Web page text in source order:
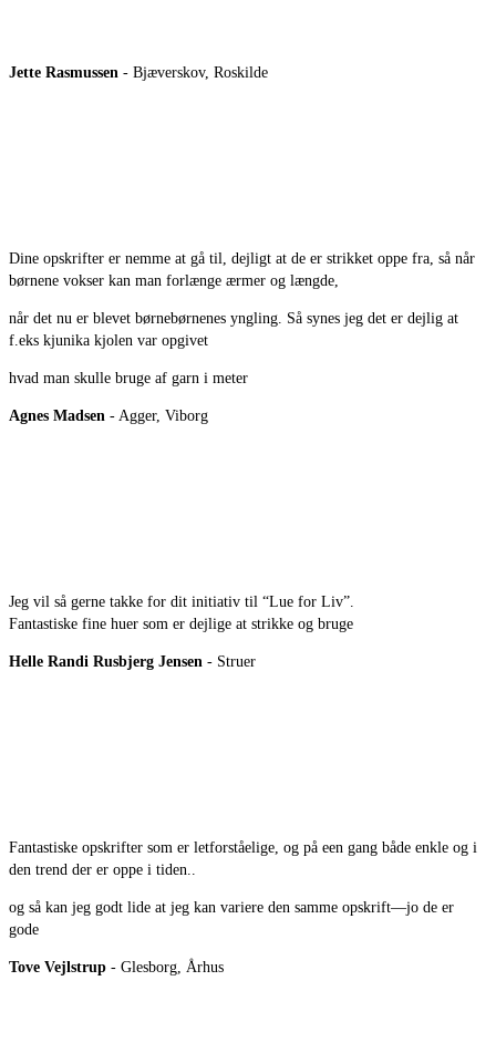
Jette Rasmussen - Bjæverskov, Roskilde
Dine opskrifter er nemme at gå til, dejligt at de er strikket oppe fra, så når
børnene vokser kan man forlænge ærmer og længde,
når det nu er blevet børnebørnenes yngling. Så synes jeg det er dejlig at
f.eks kjunika kjolen var opgivet
hvad man skulle bruge af garn i meter
Agnes Madsen - Agger, Viborg
Jeg vil så gerne takke for dit initiativ til “Lue for Liv”.
Fantastiske fine huer som er dejlige at strikke og bruge
Helle Randi Rusbjerg Jensen - Struer
Fantastiske opskrifter som er letforståelige, og på een gang både enkle og i
den trend der er oppe i tiden..
og så kan jeg godt lide at jeg kan variere den samme opskrift—jo de er
gode
Tove Vejlstrup - Glesborg, Århus